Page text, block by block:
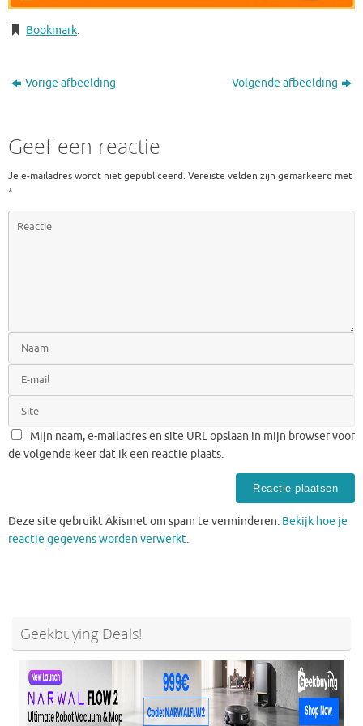
Bookmark.
Vorige afbeelding Volgende afbeelding
Geef een reactie
Je e-mailadres wordt niet gepubliceerd. Vereiste velden zijn gemarkeerd met
*
Mijn naam, e-mailadres en site URL opslaan in mijn browser voor
de volgende keer dat ik een reactie plaats.
Deze site gebruikt Akismet om spam te verminderen. Bekijk hoe je
reactie gegevens worden verwerkt.
Geekbuying Deals!